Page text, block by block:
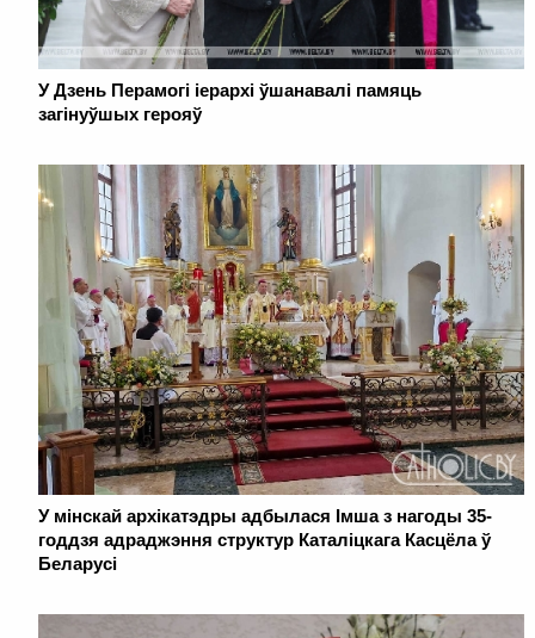
У Дзень Перамогі іерархі ўшанавалі памяць
загінуўшых герояў
У мінскай архікатэдры адбылася Імша з нагоды 35-
годдзя адраджэння структур Каталіцкага Касцёла ў
Беларусі